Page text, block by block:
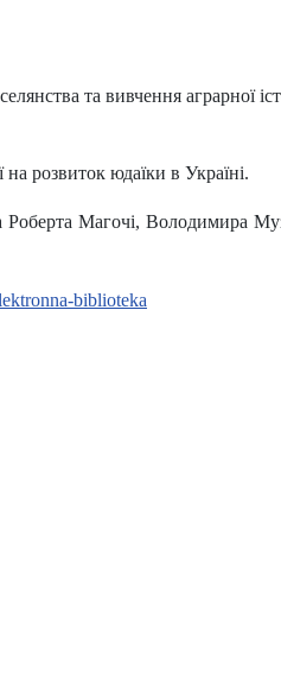
та вивчення аграрної
розвиток юдаїки в Україні.
Роберта Магочі, Володимира
biblioteka